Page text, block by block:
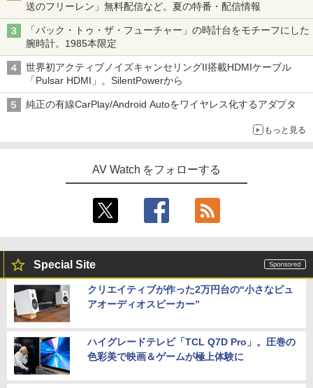
送のフリーレン」無料配信など。夏の特番・配信情報
「バック・トゥ・ザ・フューチャー」の時計台をモチーフにした
腕時計。1985本限定
世界初アクティブノイズキャンセリングII搭載HDMIケーブル
「Pulsar HDMI」。SilentPowerから
純正の有線CarPlay/Android Autoをワイヤレス化するアダプタ
もっと見る
AV Watch をフォローする
Special Site
クリエイティブが作った2万円台の“小さなピュ
アオーディオスピーカー”
ハイグレードテレビ「TCL Q7D Pro」。圧巻の
色彩美で映画＆ゲームが極上体験に